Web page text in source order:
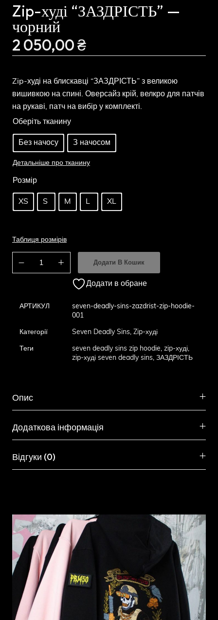
Zip-худі “ЗАЗДРІСТЬ” —
чорний
2 050,00₴
Zip-худі на блискавці “ЗАЗДРІСТЬ” з великою
вишивкою на спині. Оверсайз крій, велкро для патчів
на рукаві, патч на вибір у комплекті.
Оберіть тканину
Без начосу З начосом
Детальніше про тканину
Розмір
XS S M L XL
Таблиця розмірів
Додати В Кошик
Додати в обране
АРТИКУЛ
seven-deadly-sins-zazdrist-zip-hoodie-
001
Категорії Seven Deadly Sins, Zip-худі
Теги seven deadly sins zip hoodie, zip-худі,
zip-худі seven deadly sins, ЗАЗДРІСТЬ
Опис
Додаткова інформація
Відгуки (0)